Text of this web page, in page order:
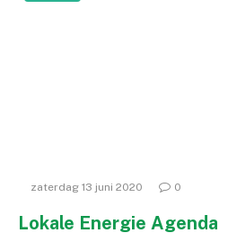
zaterdag 13 juni 2020 0
Lokale Energie Agenda